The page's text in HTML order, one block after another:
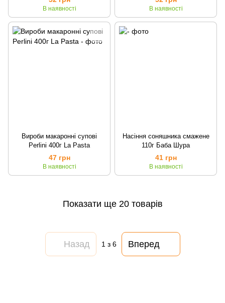
В наявності В наявності
Вироби макаронні супові
Perlini 400г La Pasta
47 грн
В наявності
Насіння соняшника смажене
110г Баба Шура
41 грн
В наявності
Показати ще 20 товарів
Назад 1з 6 Вперед